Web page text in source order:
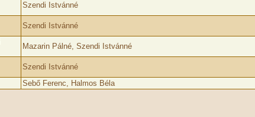
Szendi Istvánné
Szendi Istvánné
Mazarin Pálné, Szendi Istvánné
Szendi Istvánné
Sebő Ferenc, Halmos Béla